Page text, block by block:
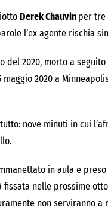
Derek Chauvin per tre
l’ex agente rischia
del 2020, morto a
2020 a
nove minuti in cui
in aula e
fissata nelle prossime
non serviranno